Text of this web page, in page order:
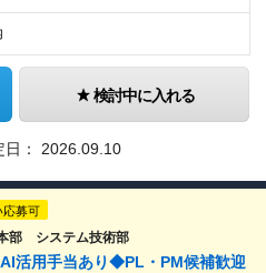
検討中に入れる
： 2026.09.10
応募可
部 システム技術部
活用手当あり◆PL・PM候補歓迎